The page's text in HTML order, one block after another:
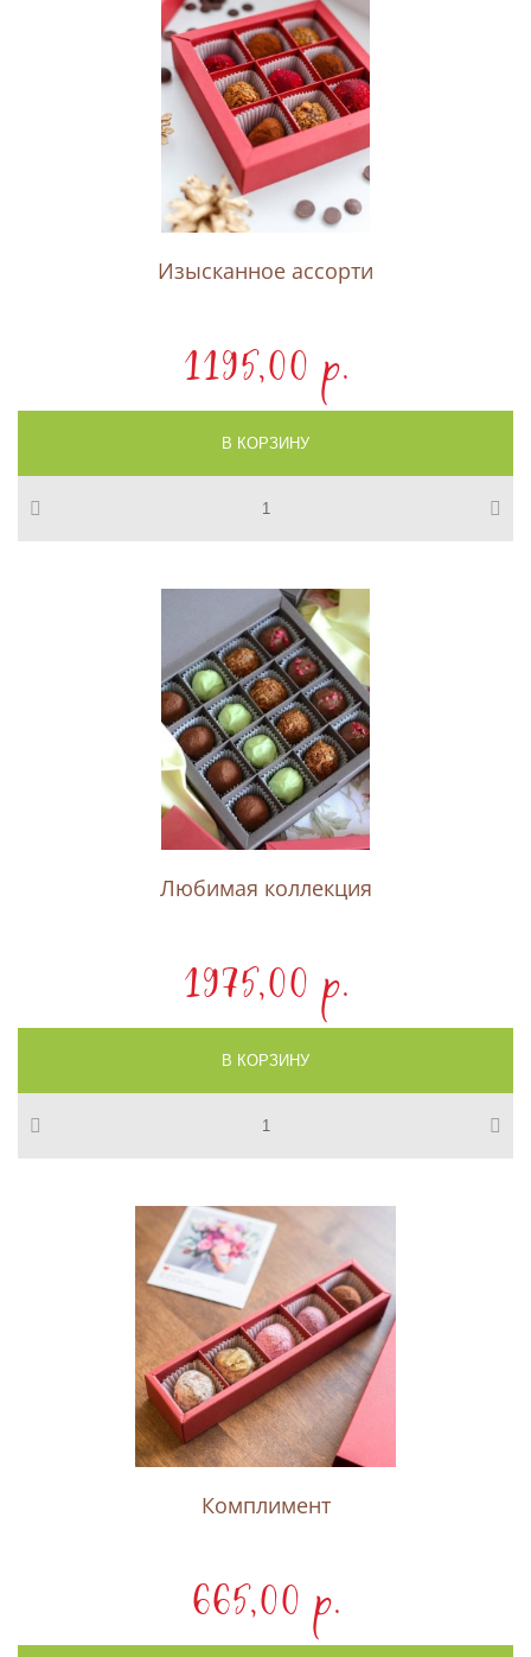
Изысканное ассорти
1195,00 p.
Любимая коллекция
1975,00 p.
Комплимент
665,00 p.